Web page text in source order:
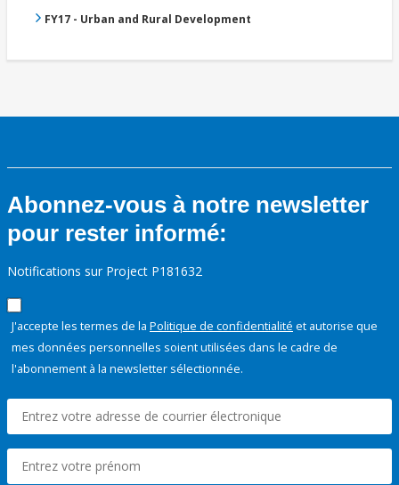
FY17 - Urban and Rural Development
Abonnez-vous à notre newsletter
pour rester informé:
Notifications sur Project P181632
J'accepte les termes de la Politique de confidentialité et autorise que
mes données personnelles soient utilisées dans le cadre de
l'abonnement à la newsletter sélectionnée.